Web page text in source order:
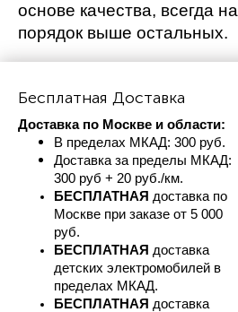
основе качества, всегда на
порядок выше остальных.
Бесплатная Доставка
Доставка по Москве и области:
В пределах МКАД: 300 руб.
Доставка за пределы МКАД:
300 руб + 20 руб./км.
БЕСПЛАТНАЯ доставка по
Москве при заказе от 5 000
руб.
БЕСПЛАТНАЯ доставка
детских электромобилей в
пределах МКАД.
БЕСПЛАТНАЯ доставка